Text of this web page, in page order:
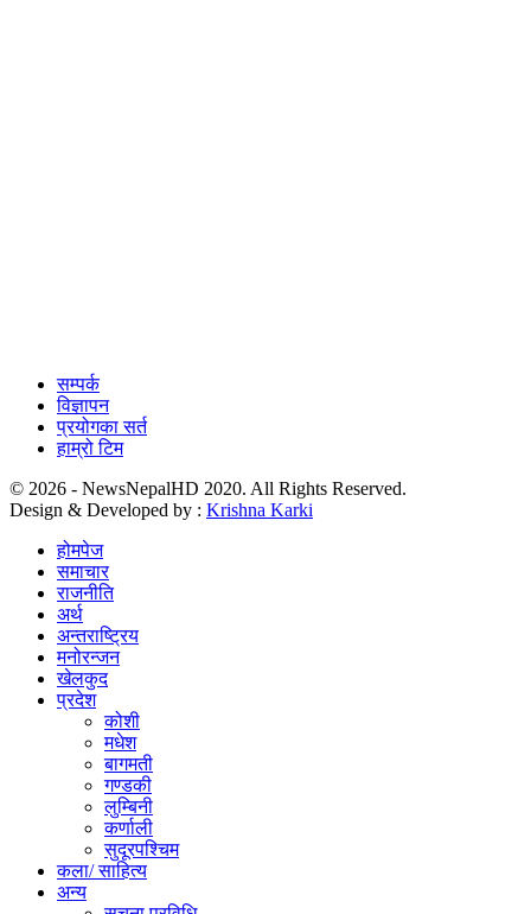
सम्पर्क
विज्ञापन
प्रयोगका सर्त
हाम्रो टिम
© 2026 - NewsNepalHD 2020. All Rights Reserved.
Design & Developed by : Krishna Karki
होमपेज
समाचार
राजनीति
अर्थ
अन्तराष्ट्रिय
मनोरन्जन
खेलकुद
प्रदेश
कोशी
मधेश
बागमती
गण्डकी
लुम्बिनी
कर्णाली
सुदूरपश्चिम
कला/ साहित्य
अन्य